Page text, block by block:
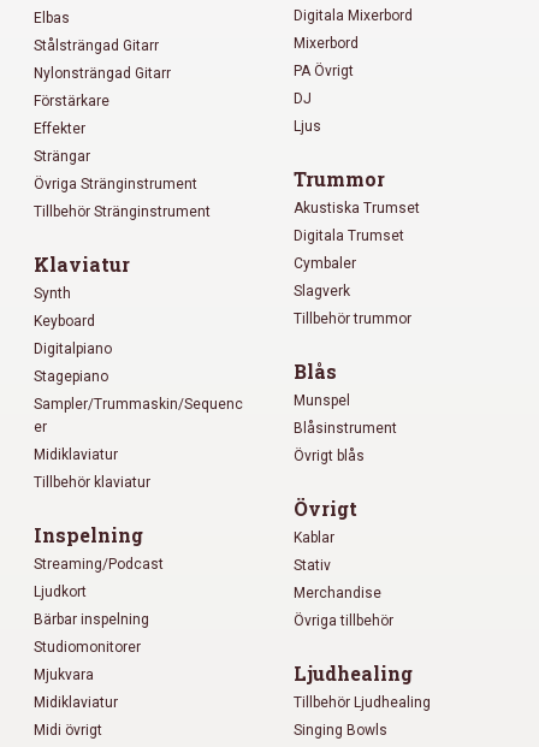
Elbas
Stålsträngad Gitarr
Nylonsträngad Gitarr
Förstärkare
Effekter
Strängar
Övriga Stränginstrument
Tillbehör Stränginstrument
Klaviatur
Synth
Keyboard
Digitalpiano
Stagepiano
Sampler/Trummaskin/Sequenc
er
Midiklaviatur
Tillbehör klaviatur
Inspelning
Streaming/Podcast
Ljudkort
Bärbar inspelning
Studiomonitorer
Mjukvara
Midiklaviatur
Midi övrigt
Digitala Mixerbord
Mixerbord
PA Övrigt
DJ
Ljus
Trummor
Akustiska Trumset
Digitala Trumset
Cymbaler
Slagverk
Tillbehör trummor
Blås
Munspel
Blåsinstrument
Övrigt blås
Övrigt
Kablar
Stativ
Merchandise
Övriga tillbehör
Ljudhealing
Tillbehör Ljudhealing
Singing Bowls